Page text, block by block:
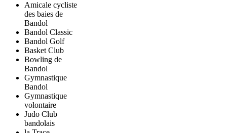
Amicale cycliste
des baies de
Bandol
Bandol Classic
Bandol Golf
Basket Club
Bowling de
Bandol
Gymnastique
Bandol
Gymnastique
volontaire
Judo Club
bandolais